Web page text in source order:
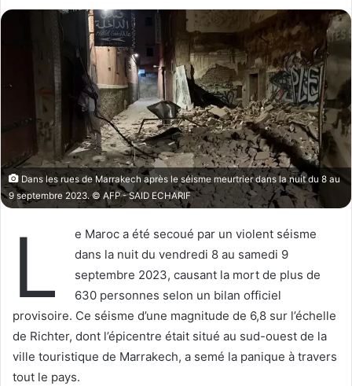
o
w
o
n
X
e
r
u
n
c
o
u
r
r
e
l
Dans les rues de Marrakech après le séisme meurtrier dans la nuit du 8 au
9 septembre 2023. © AFP - SAID ECHARIF
L
e Maroc a été secoué par un violent séisme
dans la nuit du vendredi 8 au samedi 9
septembre 2023, causant la mort de plus de
630 personnes selon un bilan officiel
provisoire. Ce séisme d’une magnitude de 6,8 sur l’échelle
de Richter, dont l’épicentre était situé au sud-ouest de la
ville touristique de Marrakech, a semé la panique à travers
tout le pays.